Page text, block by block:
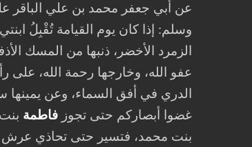
عن أبي جعفر محمد بن علي الباقر
وسلم: إذا كان يوم القيامة تُقْبِلُ ابنتي
الزمرد الأخضر، ذنبها من المسك
عفو الله، وخارجها رحمة الله،
الدري في أفق السماء، وعن
غضوا أبصاركم حتى تجوز فاطمة
بنت محمد، فتسير حتى تحاذي عرش